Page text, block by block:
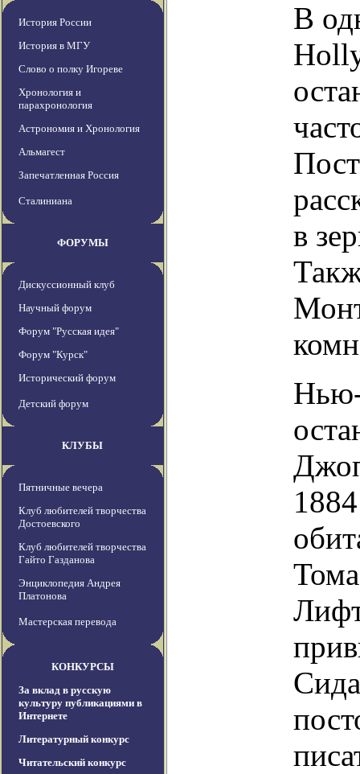
История России
История в МГУ
Слово о полку Игореве
Хронология и
парахронология
Астрономия и Хронология
Альмагест
Запечатленная Россия
Сталиниана
ФОРУМЫ
Дискуссионный клуб
Научный форум
Форум "Русская идея"
Форум "Курск"
Исторический форум
Детский форум
КЛУБЫ
Пятничные вечера
Клуб любителей творчества
Достоевского
Клуб любителей творчества
Гайто Газданова
Энциклопедия Андрея
Платонова
Мастерская перевода
КОНКУРСЫ
За вклад в русскую
культуру публикациями в
Интернете
Литературный конкурс
Читательский конкурс
В
в
Нью-